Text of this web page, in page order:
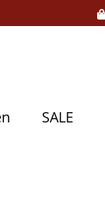
SALE